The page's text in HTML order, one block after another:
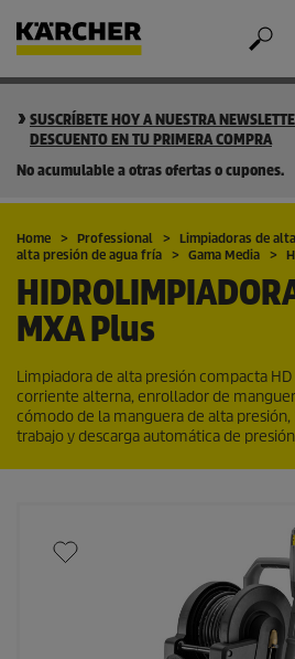
SUSCRÍBETE HOY A NUESTRA
DESCUENTO EN TU PRIMERA COMPRA
No acumulable a otras ofertas o cupones.
Home Professional Limpiadoras de
alta presión de agua fría
Gama Media
MXA Plus
Limpiadora de alta presión compacta
corriente alterna, enrollador de
cómodo de la manguera de alta presión,
trabajo y descarga automática de